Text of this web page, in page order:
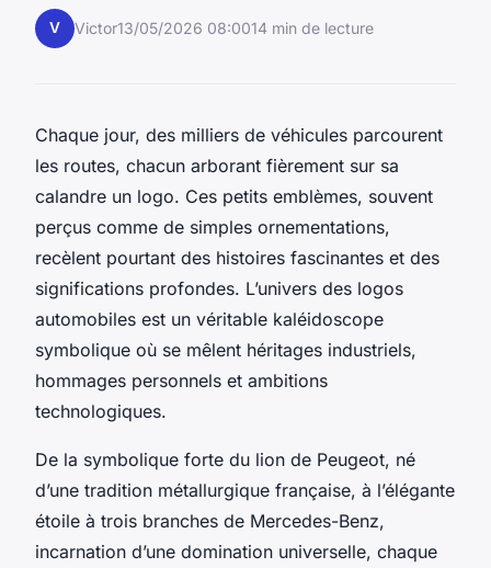
V Victor13/05/2026 08:0014 min de lecture
Chaque jour, des milliers de véhicules parcourent
les routes, chacun arborant fièrement sur sa
calandre un logo. Ces petits emblèmes, souvent
perçus comme de simples ornementations,
recèlent pourtant des histoires fascinantes et des
significations profondes. L’univers des logos
automobiles est un véritable kaléidoscope
symbolique où se mêlent héritages industriels,
hommages personnels et ambitions
technologiques.
De la symbolique forte du lion de Peugeot, né
d’une tradition métallurgique française, à l’élégante
étoile à trois branches de Mercedes-Benz,
incarnation d’une domination universelle, chaque